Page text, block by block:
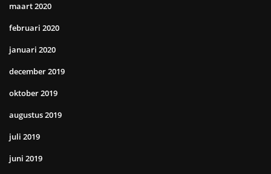
maart 2020
februari 2020
januari 2020
december 2019
oktober 2019
augustus 2019
juli 2019
juni 2019